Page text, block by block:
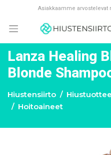
Asiakkaamme arvostelevat
Lanza Healing
Blonde
Hiustensiirto
Hoitoaineet